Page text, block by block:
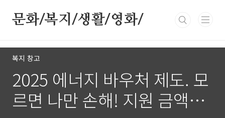
문화/복지/생활/영화/
복지 창고
2025 에너지 바우처 제도. 모
르면 나만 손해! 지원 금액은